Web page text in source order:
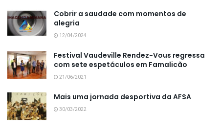
Cobrir a saudade com momentos de
alegria
12/04/2024
Festival Vaudeville Rendez-Vous regressa
com sete espetáculos em Famalicão
21/06/2021
Mais uma jornada desportiva da AFSA
30/03/2022